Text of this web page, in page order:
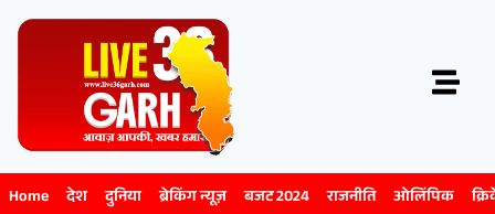
Home देश दुनिया ब्रेकिंग न्यूज़ बजट 2024 राजनीति ओलिंपिक